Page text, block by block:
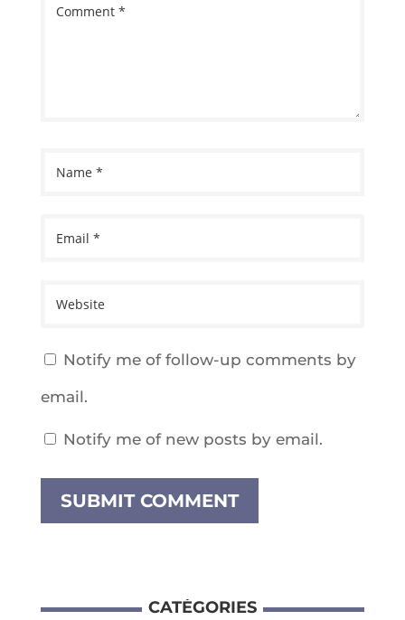
Notify me of follow-up comments by
email.
Notify me of new posts by email.
CATÉ­GO­RIES